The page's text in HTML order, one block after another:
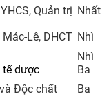
Quản trị Nhất
Lê, DHCT Nhì
​Nhì
tế dược
​Ba
Độc chất ​Ba